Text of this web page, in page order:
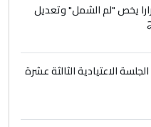
يخص "لم الشمل" وتعديل
الاعتيادية الثالثة عشرة